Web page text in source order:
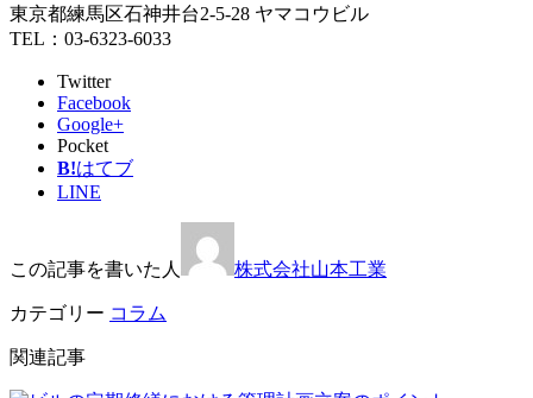
東京都練馬区石神井台2-5-28 ヤマコウビル
TEL：03-6323-6033
Twitter
Facebook
Google+
Pocket
B!はてブ
LINE
この記事を書いた人 株式会社山本工業
カテゴリー コラム
関連記事